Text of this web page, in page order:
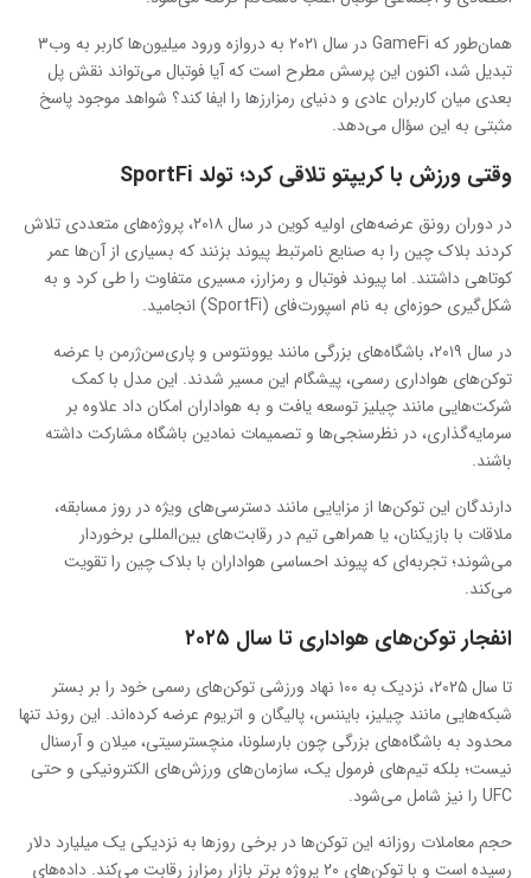
همان‌طور که GameFi در سال ۲۰۲۱ به دروازه ورود میلیون‌ها کاربر به وب۳
تبدیل شد، اکنون این پرسش مطرح است که آیا فوتبال می‌تواند نقش پل
بعدی میان کاربران عادی و دنیای رمزارزها را ایفا کند؟ شواهد موجود پاسخ
مثبتی به این سؤال می‌دهد.
وقتی ورزش با کریپتو تلاقی کرد؛ تولد SportFi
در دوران رونق عرضه‌های اولیه کوین در سال ۲۰۱۸، پروژه‌های متعددی تلاش
کردند بلاک چین را به صنایع نامرتبط پیوند بزنند که بسیاری از آن‌ها عمر
کوتاهی داشتند. اما پیوند فوتبال و رمزارز، مسیری متفاوت را طی کرد و به
شکل‌گیری حوزه‌ای به نام اسپورت‌فای (SportFi) انجامید.
در سال ۲۰۱۹، باشگاه‌های بزرگی مانند یوونتوس و پاری‌سن‌ژرمن با عرضه
توکن‌های هواداری رسمی، پیشگام این مسیر شدند. این مدل با کمک
شرکت‌هایی مانند چیلیز توسعه یافت و به هواداران امکان داد علاوه بر
سرمایه‌گذاری، در نظرسنجی‌ها و تصمیمات نمادین باشگاه مشارکت داشته
باشند.
دارندگان این توکن‌ها از مزایایی مانند دسترسی‌های ویژه در روز مسابقه،
ملاقات با بازیکنان، یا همراهی تیم در رقابت‌های بین‌المللی برخوردار
می‌شوند؛ تجربه‌ای که پیوند احساسی هواداران با بلاک چین را تقویت
می‌کند.
انفجار توکن‌های هواداری تا سال ۲۰۲۵
تا سال ۲۰۲۵، نزدیک به ۱۰۰ نهاد ورزشی توکن‌های رسمی خود را بر بستر
شبکه‌هایی مانند چیلیز، بایننس، پالیگان و اتریوم عرضه کرده‌اند. این روند تنها
محدود به باشگاه‌های بزرگی چون بارسلونا، منچسترسیتی، میلان و آرسنال
نیست؛ بلکه تیم‌های فرمول یک، سازمان‌های ورزش‌های الکترونیکی و حتی
UFC را نیز شامل می‌شود.
حجم معاملات روزانه این توکن‌ها در برخی روزها به نزدیکی یک میلیارد دلار
رسیده است و با توکن‌های ۲۰ پروژه برتر بازار رمزارز رقابت می‌کند. داده‌های